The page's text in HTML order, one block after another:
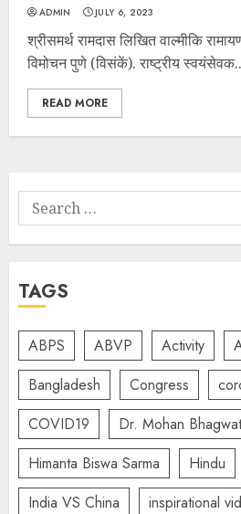
ADMIN JULY 6, 2023
श्रीसमर्थ रामदास लिखित वाल्मीकि
विमोचन पुणे (विसंकें). राष्ट्रीय
READ MORE
Search
for:
TAGS
ABPS ABVP Activity
Bangladesh
Congress
COVID19
Dr. Mohan Bhagwat
Himanta Biswa Sarma
Hindu
India VS China
inspirational